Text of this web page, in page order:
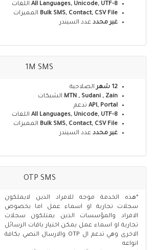
All Languages, Unicode, UTF-8 اللغات
Bulk SMS, Contact, CSV File المميزات
غير محدد عدد السيندر
1M SMS
12 شهر
الصلاحية
MTN , Sudani , Zain الشبكات
API, Portal تدعم
All Languages, Unicode, UTF-8 اللغات
Bulk SMS, Contact, CSV File المميزات
غير محدد عدد السيندر
OTP SMS
*هذه الخدمة موجه للافراد الذين لايملكون
سجلات تجارية او اسماء عمل اما بخصوص
الافراد والمؤسسات الذين يمتلكون سجلات
تجارية او اسماء عمل يمكن اختيار باقات الرسائل
الاخرى وهي تدعم ال OTP والارسال النصي بكافة
انواعه